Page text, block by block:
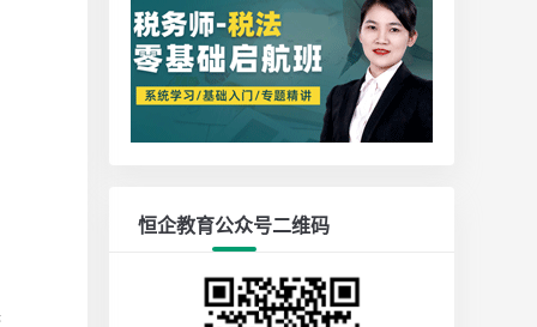
恒企教育公众号二维码